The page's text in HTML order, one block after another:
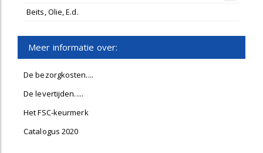
Beits, Olie, E.d.
Meer informatie over:
De bezorgkosten....
De levertijden.....
Het FSC-keurmerk
Catalogus 2020